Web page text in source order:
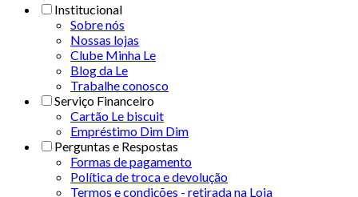
Institucional
Sobre nós
Nossas lojas
Clube Minha Le
Blog da Le
Trabalhe conosco
Serviço Financeiro
Cartão Le biscuit
Empréstimo Dim Dim
Perguntas e Respostas
Formas de pagamento
Política de troca e devolução
Termos e condições - retirada na Loja